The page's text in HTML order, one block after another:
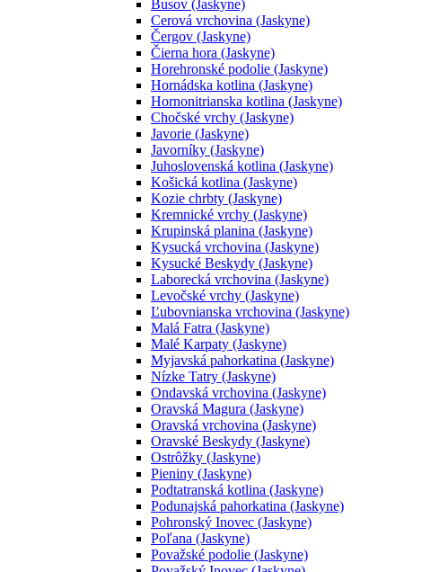
Busov (Jaskyne)
Cerová vrchovina (Jaskyne)
Čergov (Jaskyne)
Čierna hora (Jaskyne)
Horehronské podolie (Jaskyne)
Hornádska kotlina (Jaskyne)
Hornonitrianska kotlina (Jaskyne)
Chočské vrchy (Jaskyne)
Javorie (Jaskyne)
Javorníky (Jaskyne)
Juhoslovenská kotlina (Jaskyne)
Košická kotlina (Jaskyne)
Kozie chrbty (Jaskyne)
Kremnické vrchy (Jaskyne)
Krupinská planina (Jaskyne)
Kysucká vrchovina (Jaskyne)
Kysucké Beskydy (Jaskyne)
Laborecká vrchovina (Jaskyne)
Levočské vrchy (Jaskyne)
Ľubovnianska vrchovina (Jaskyne)
Malá Fatra (Jaskyne)
Malé Karpaty (Jaskyne)
Myjavská pahorkatina (Jaskyne)
Nízke Tatry (Jaskyne)
Ondavská vrchovina (Jaskyne)
Oravská Magura (Jaskyne)
Oravská vrchovina (Jaskyne)
Oravské Beskydy (Jaskyne)
Ostrôžky (Jaskyne)
Pieniny (Jaskyne)
Podtatranská kotlina (Jaskyne)
Podunajská pahorkatina (Jaskyne)
Pohronský Inovec (Jaskyne)
Poľana (Jaskyne)
Považské podolie (Jaskyne)